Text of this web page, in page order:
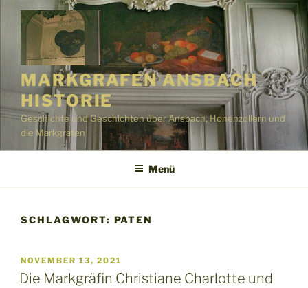
Zum
Inhalt
springen
MARKGRAFEN ANSBACH
HISTORIE
Geschichte und Geschichten über Ansbach, Hohenzollern und
die Markgrafen
Menü
SCHLAGWORT: PATEN
VERÖFFENTLICHT
AM
NOVEMBER 13, 2021
Die Markgräfin Christiane Charlotte und